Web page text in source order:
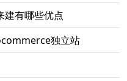
有哪些优点
独立站